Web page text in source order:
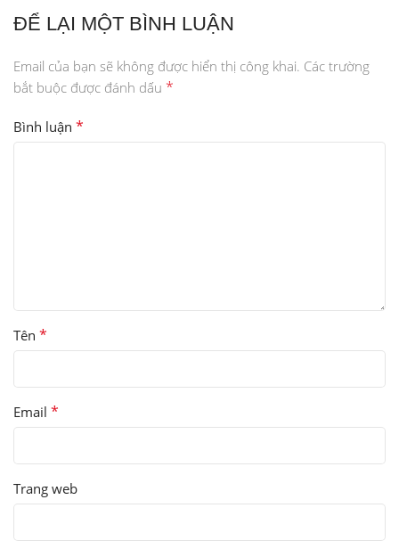
ĐỂ LẠI MỘT BÌNH LUẬN
Email của bạn sẽ không được hiển thị công khai. Các trường
bắt buộc được đánh dấu *
Bình luận *
Tên *
Email *
Trang web